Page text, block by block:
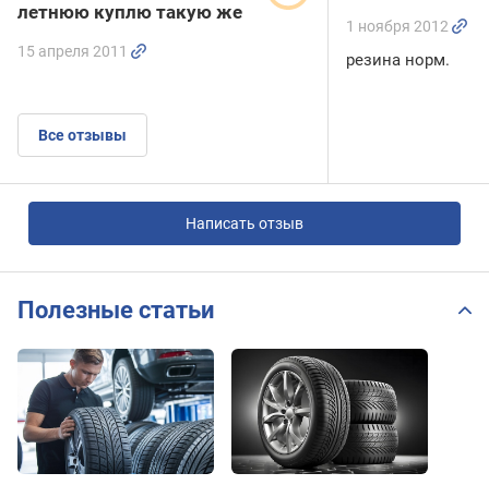
летнюю куплю такую же
15 апреля 2011
Все отзывы
1 ноября 2012
резина норм.
Написать отзыв
Полезные статьи